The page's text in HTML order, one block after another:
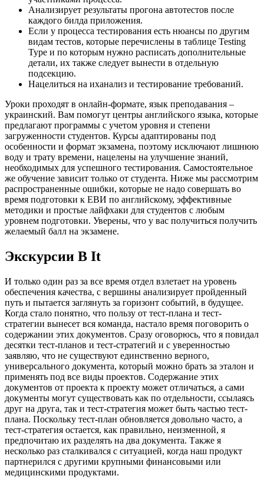
Анализирует результаты прогона автотестов после
каждого билда приложения.
Если у процесса тестирования есть нюансы по другим
видам тестов, которые перечислены в таблице Testing
Type и по которым нужно расписать дополнительные
детали, их также следует вынести в отдельную
подсекцию.
Нацелиться на иханализ и тестирование требований.
Уроки проходят в онлайн-формате, язык преподавания –
украинский. Вам помогут центры английского языка, которые
предлагают программы с учетом уровня и степени
загруженности студентов. Курсы адаптированы под
особенности и формат экзамена, поэтому исключают лишнюю
воду и трату времени, нацелены на улучшение знаний,
необходимых для успешного тестирования. Самостоятельное
же обучение зависит только от студента. Ниже мы рассмотрим
распространенные ошибки, которые не надо совершать во
время подготовки к ЕВИ по английскому, эффективные
методики и простые лайфхаки для студентов с любым
уровнем подготовки. Уверены, что у вас получиться получить
желаемый балл на экзамене.
Экскурсии В It
И только один раз за все время отдел взлетает на уровень
обеспечения качества, с вершины анализирует пройденный
путь и пытается заглянуть за горизонт событий, в будущее.
Когда стало понятно, что пользу от тест-плана и тест-
стратегии вынесет вся команда, настало время поговорить о
содержании этих документов. Сразу оговорюсь, что я повидал
десятки тест-планов и тест-стратегий и с уверенностью
заявляю, что не существуют единственно верного,
универсального документа, который можно брать за эталон и
применять под все виды проектов. Содержание этих
документов от проекта к проекту может отличаться, а сами
документы могут существовать как по отдельности, ссылаясь
друг на друга, так и тест-стратегия может быть частью тест-
плана. Поскольку тест-план обновляется довольно часто, а
тест-стратегия остается, как правильно, неизменной, я
предпочитаю их разделять на два документа. Также я
несколько раз сталкивался с ситуацией, когда наш продукт
партнерился с другими крупными финансовыми или
медицинскими продуктами.